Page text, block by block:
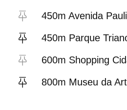
450m Avenida
450m Parque
600m Shopping
800m Museu da